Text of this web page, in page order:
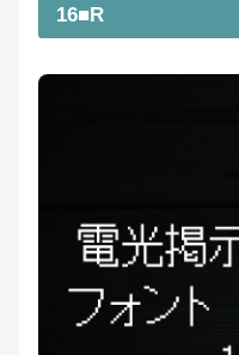
16■R